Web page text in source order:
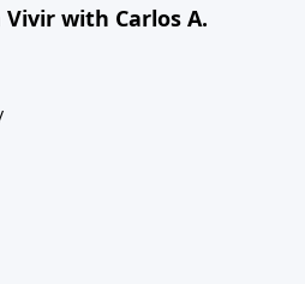
with Carlos A.